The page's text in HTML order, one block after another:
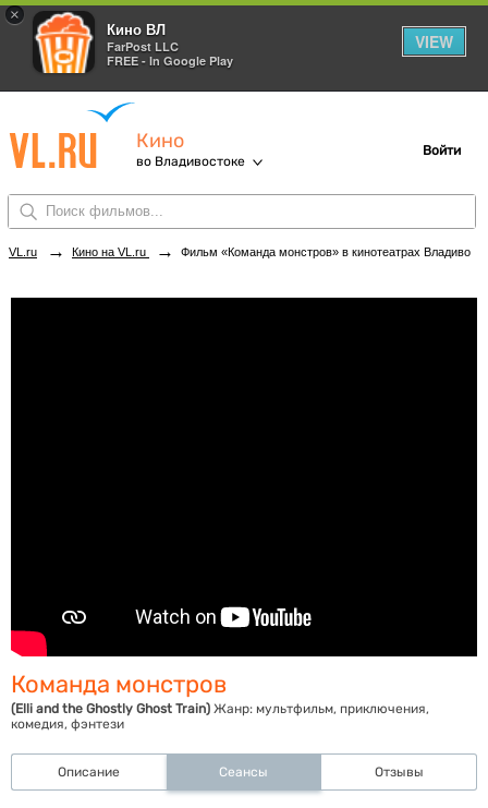
×
Кино ВЛ
FarPost LLC
FREE - In Google Play
VIEW
Кино
во Владивостоке
Войти
VL.ru → Кино на VL.ru → Фильм «Команда монстров» в кинотеатрах Владивостока. Купить билеты!
Команда монстров
(Elli and the Ghostly Ghost Train) Жанр: мультфильм, приключения,
комедия, фэнтези
Описание Сеансы Отзывы